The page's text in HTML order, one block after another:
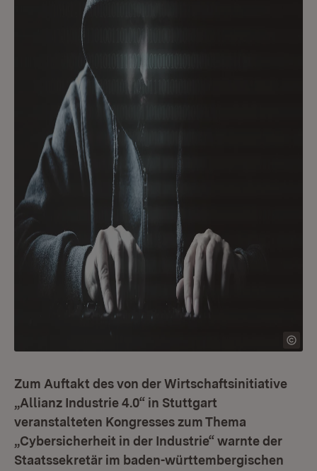
Zum Auftakt des von der Wirtschaftsinitiative
„Allianz Industrie 4.0“ in Stuttgart
veranstalteten Kongresses zum Thema
„Cybersicherheit in der Industrie“ warnte der
Staatssekretär im baden-württembergischen